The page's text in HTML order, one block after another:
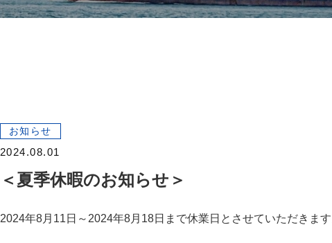
お知らせ
2024.08.01
＜夏季休暇のお知らせ＞
2024年8月11日～2024年8月18日まで休業日とさせていただきます